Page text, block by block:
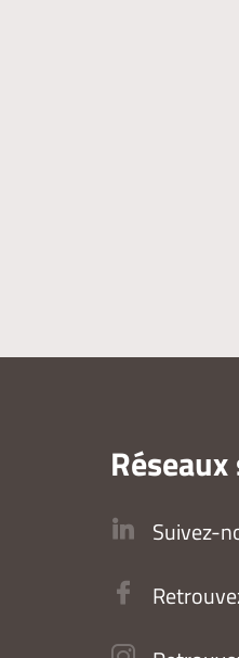
Suivez-